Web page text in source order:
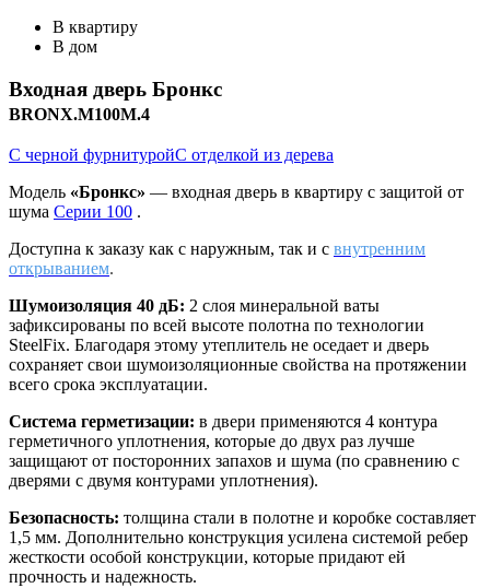
В квартиру
В дом
Входная дверь Бронкс
BRONX.M100M.4
С черной фурнитуройС отделкой из дерева
Модель «Бронкс» — входная дверь в квартиру с защитой от
шума Серии 100 .
Доступна к заказу как с наружным, так и с внутренним
открыванием.
Шумоизоляция 40 дБ: 2 слоя минеральной ваты
зафиксированы по всей высоте полотна по технологии
SteelFix. Благодаря этому утеплитель не оседает и дверь
сохраняет свои шумоизоляционные свойства на протяжении
всего срока эксплуатации.
Система герметизации: в двери применяются 4 контура
герметичного уплотнения, которые до двух раз лучше
защищают от посторонних запахов и шума (по сравнению с
дверями с двумя контурами уплотнения).
Безопасность: толщина стали в полотне и коробке составляет
1,5 мм. Дополнительно конструкция усилена системой ребер
жесткости особой конструкции, которые придают ей
прочность и надежность.